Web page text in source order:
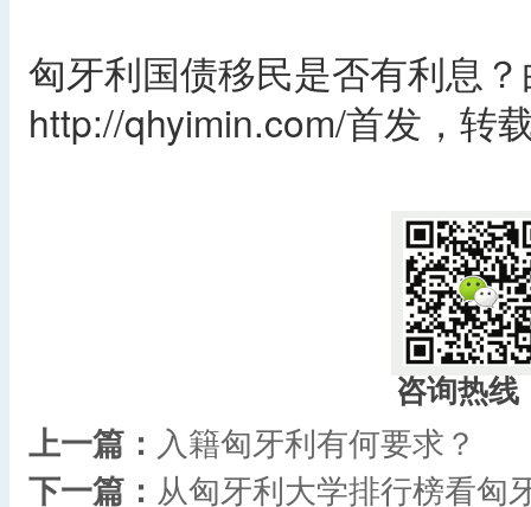
匈牙利国债移民是否有利息
http://qhyimin.com/首发，转
咨询热线
上一篇： 入籍匈牙利有何要求？
下一篇： 从匈牙利大学排行榜看匈